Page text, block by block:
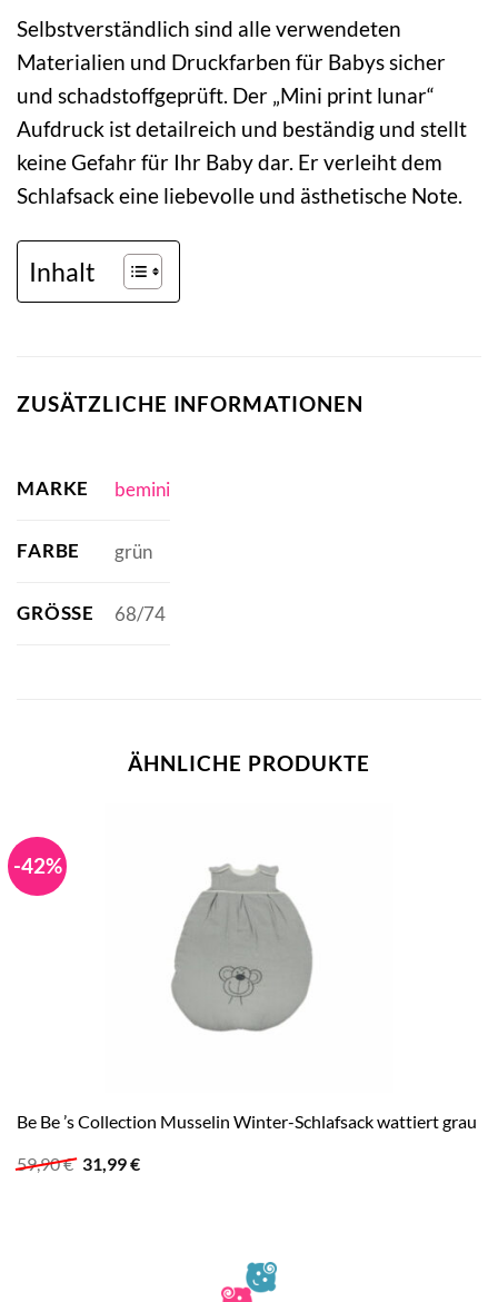
Selbstverständlich sind alle verwendeten
Materialien und Druckfarben für Babys sicher
und schadstoffgeprüft. Der „Mini print lunar“
Aufdruck ist detailreich und beständig und stellt
keine Gefahr für Ihr Baby dar. Er verleiht dem
Schlafsack eine liebevolle und ästhetische Note.
Inhalt
ZUSÄTZLICHE INFORMATIONEN
MARKE bemini
FARBE grün
GRÖSSE 68/74
ÄHNLICHE PRODUKTE
-42%
Be Be ’s Collection Musselin Winter-Schlafsack wattiert grau
59,90€ Ursprünglicher
Preis
31,99€Aktueller